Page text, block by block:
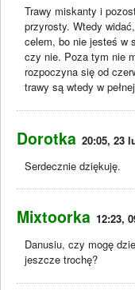
Trawy miskanty i
przyrosty. Wtedy
celem, bo nie jesteś w
czy nie. Poza tym nie
rozpoczyna się od
trawy są wtedy w
Dorotka 20:05, 23
Serdecznie dziękuję.
Mixtoorka 12:23,
Danusiu, czy mogę
jeszcze trochę?